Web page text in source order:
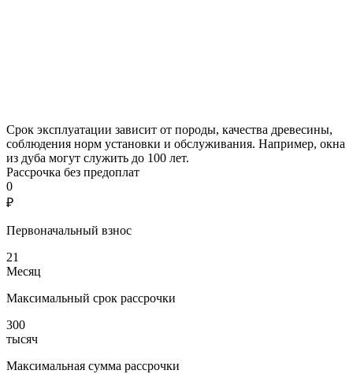
Срок эксплуатации зависит от породы, качества древесины,
соблюдения норм установки и обслуживания. Например, окна
из дуба могут служить до 100 лет.
Рассрочка без предоплат
0
₽
Первоначальный взнос
21
Месяц
Максимальный срок рассрочки
300
тысяч
Максимальная сумма рассрочки